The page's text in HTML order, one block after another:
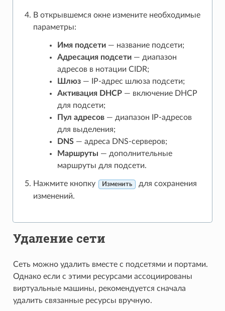
В открывшемся окне измените необходимые
параметры:
Имя подсети— название подсети;
Адресация подсети— диапазон
адресов в нотации CIDR;
Шлюз— IP-адрес шлюза подсети;
Активация DHCP— включение DHCP
для подсети;
Пул адресов— диапазон IP-адресов
для выделения;
DNS— адреса DNS-серверов;
Маршруты — дополнительные
маршруты для подсети.
Нажмите кнопку Изменить
для сохранения
изменений.
Удаление сети
Сеть можно удалить вместе с подсетями и портами.
Однако если с этими ресурсами ассоциированы
виртуальные машины, рекомендуется сначала
удалить связанные ресурсы вручную.